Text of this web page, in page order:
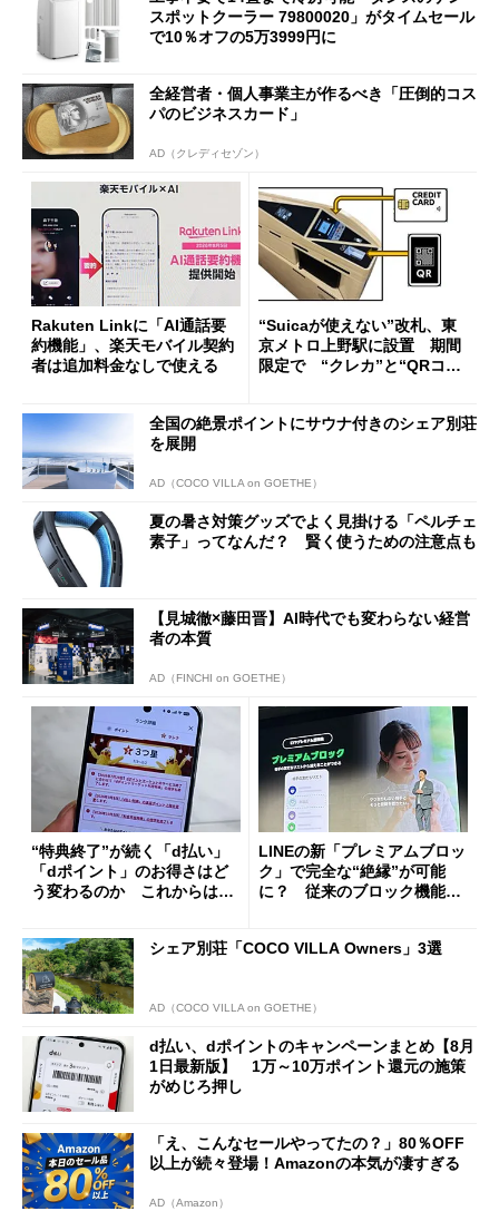
スポットクーラー 79800020」がタイムセール
で10％オフの5万3999円に
全経営者・個人事業主が作るべき「圧倒的コス
パのビジネスカード」
AD（クレディセゾン）
Rakuten Linkに「AI通話要
約機能」、楽天モバイル契約
者は追加料金なしで使える
“Suicaが使えない”改札、東
京メトロ上野駅に設置 期間
限定で “クレカ”と“QRコー
全国の絶景ポイントにサウナ付きのシェア別荘
を展開
AD（COCO VILLA on GOETHE）
夏の暑さ対策グッズでよく見掛ける「ペルチェ
素子」ってなんだ？ 賢く使うための注意点も
【見城徹×藤田晋】AI時代でも変わらない経営
者の本質
AD（FINCHI on GOETHE）
“特典終了”が続く「d払い」
「dポイント」のお得さはど
う変わるのか これからは
LINEの新「プレミアムブロッ
ク」で完全な“絶縁”が可能
に？ 従来のブロック機能と
シェア別荘「COCO VILLA Owners」3選
AD（COCO VILLA on GOETHE）
d払い、dポイントのキャンペーンまとめ【8月
1日最新版】 1万～10万ポイント還元の施策
がめじろ押し
「え、こんなセールやってたの？」80％OFF
以上が続々登場！Amazonの本気が凄すぎる
AD（Amazon）